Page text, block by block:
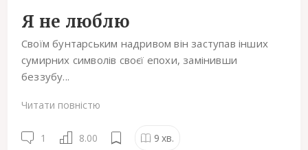
Я не люблю
Своїм бунтарським надривом він заступав інших
сумирних символів своєї епохи, замінивши
беззубу...
Читати повністю
1 8.00 9 хв.